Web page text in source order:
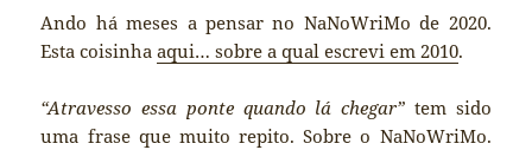
Ando há meses a pensar no NaNoWriMo de 2020.
Esta coisinhaaqui… sobre a qual escrevi em 2010.
“Atravesso essa ponte quando lá chegar” tem sido
uma frase que muito repito. Sobre o NaNoWriMo.